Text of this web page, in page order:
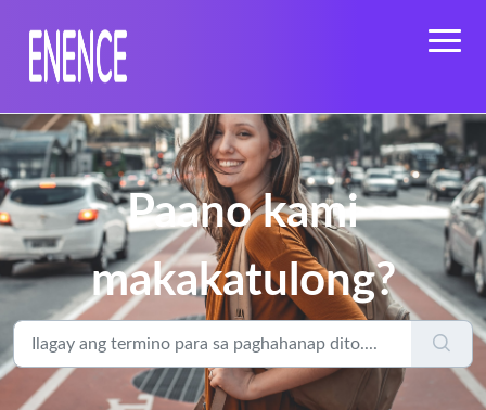
Paano kami
makakatulong?